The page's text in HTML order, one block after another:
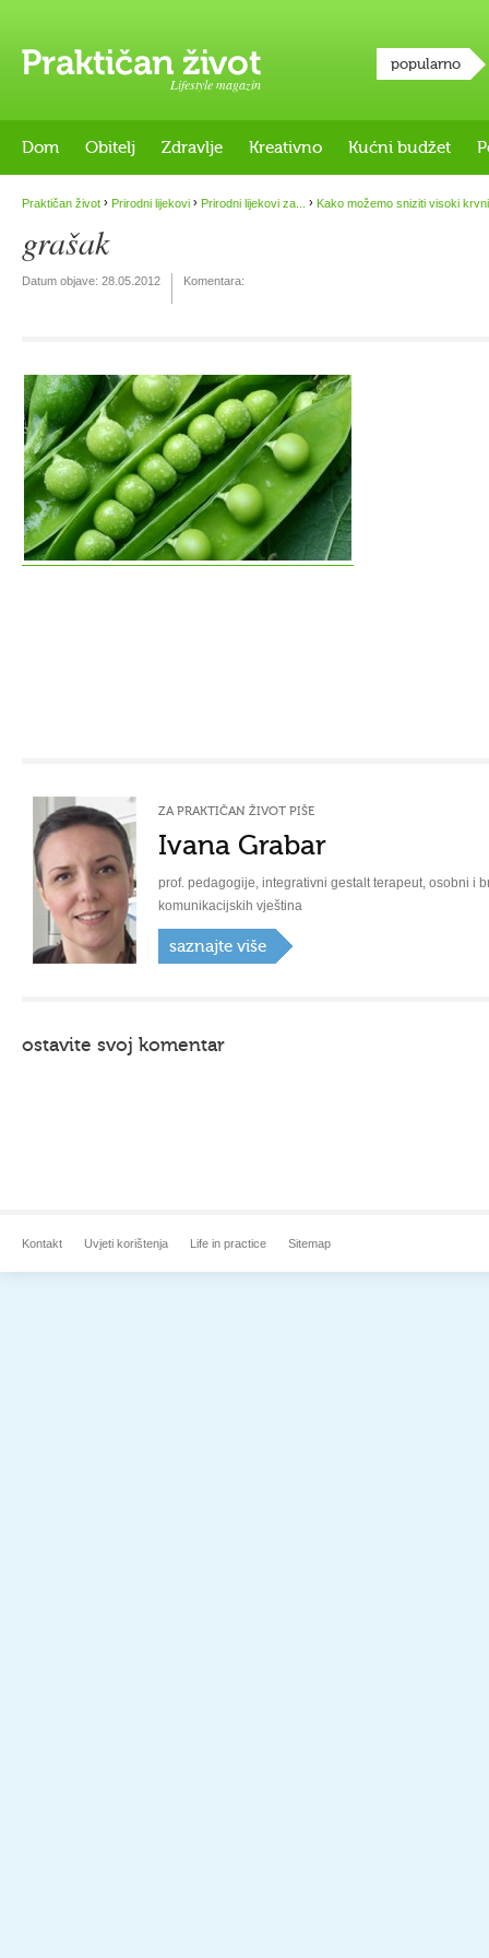
Lifestyle magazin
popularno
Dom Obitelj Zdravlje Kreativno Kućni budžet
Praktičan život › Prirodni lijekovi › Prirodni lijekovi za... › Kako možemo sniziti visoki
grašak
Datum objave: 28.05.2012 Komentara:
ZA PRAKTIČAN ŽIVOT PIŠE
Ivana Grabar
prof. pedagogije, integrativni gestalt terapeut, osobni i
komunikacijskih vještina
saznajte više
ostavite svoj komentar
Kontakt Uvjeti korištenja Life in practice Sitemap